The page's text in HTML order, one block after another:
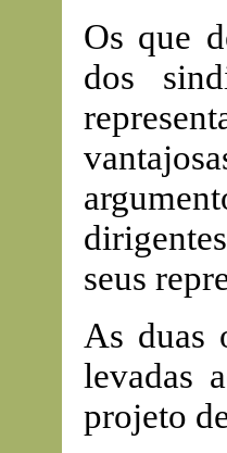
Os que
dos
seus
As duas
levadas
projeto